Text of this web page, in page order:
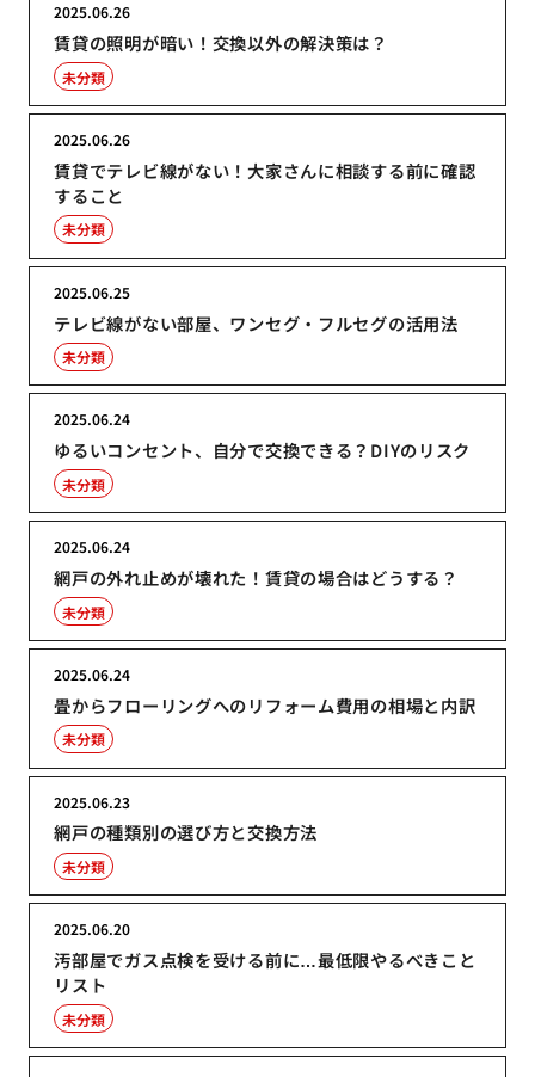
賃貸の照明が暗い！交換以外の解決策は？
2025.06.26
未分類
賃貸でテレビ線がない！大家さんに相談する前に確認
すること
2025.06.26
未分類
テレビ線がない部屋、ワンセグ・フルセグの活用法
2025.06.25
未分類
ゆるいコンセント、自分で交換できる？DIYのリスク
2025.06.24
未分類
網戸の外れ止めが壊れた！賃貸の場合はどうする？
2025.06.24
未分類
畳からフローリングへのリフォーム費用の相場と内訳
2025.06.24
未分類
網戸の種類別の選び方と交換方法
2025.06.23
未分類
汚部屋でガス点検を受ける前に…最低限やるべきこと
リスト
2025.06.20
未分類